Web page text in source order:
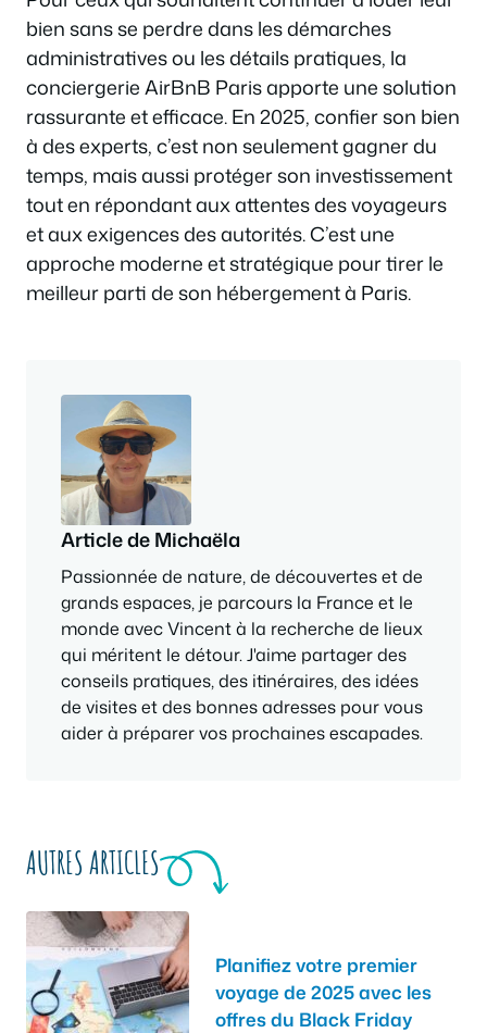
bien sans se perdre dans les démarches
administratives ou les détails pratiques, la
conciergerie AirBnB Paris apporte une solution
rassurante et efficace. En 2025, confier son bien
à des experts, c’est non seulement gagner du
temps, mais aussi protéger son investissement
tout en répondant aux attentes des voyageurs
et aux exigences des autorités. C’est une
approche moderne et stratégique pour tirer le
meilleur parti de son hébergement à Paris.
Article de Michaëla
Passionnée de nature, de découvertes et de
grands espaces, je parcours la France et le
monde avec Vincent à la recherche de lieux
qui méritent le détour. J'aime partager des
conseils pratiques, des itinéraires, des idées
de visites et des bonnes adresses pour vous
aider à préparer vos prochaines escapades.
AUTRES ARTICLES
Planifiez votre premier
voyage de 2025 avec les
offres du Black Friday